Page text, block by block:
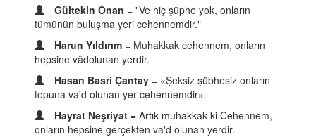
Gültekin Onan = "Ve hiç şüphe yok, onların
tümünün buluşma yeri cehennemdir."
Harun Yıldırım = Muhakkak cehennem, onların
hepsine vâdolunan yerdir.
Hasan Basri Çantay = «Şeksiz şübhesiz onların
topuna va'd olunan yer cehennemdir».
Hayrat Neşriyat = Artık muhakkak ki Cehennem,
onların hepsine gerçekten va'd olunan yerdir.